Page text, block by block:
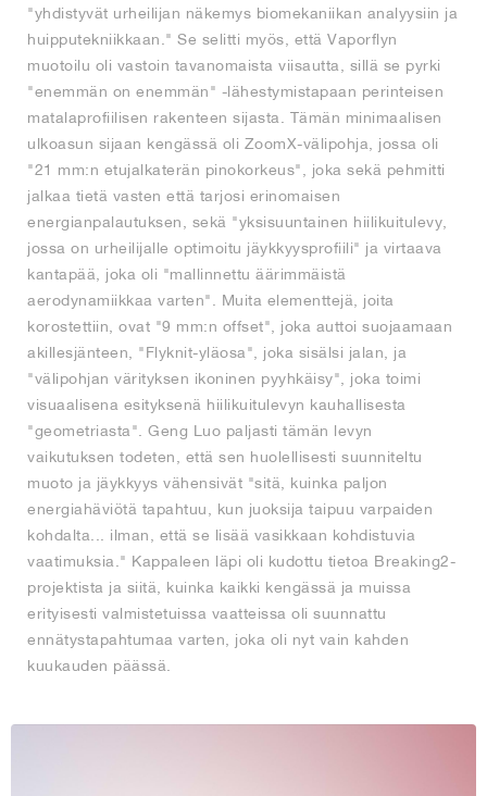
"yhdistyvät urheilijan näkemys biomekaniikan analyysiin ja
huipputekniikkaan." Se selitti myös, että Vaporflyn
muotoilu oli vastoin tavanomaista viisautta, sillä se pyrki
"enemmän on enemmän" -lähestymistapaan perinteisen
matalaprofiilisen rakenteen sijasta. Tämän minimaalisen
ulkoasun sijaan kengässä oli ZoomX-välipohja, jossa oli
"21 mm:n etujalkaterän pinokorkeus", joka sekä pehmitti
jalkaa tietä vasten että tarjosi erinomaisen
energianpalautuksen, sekä "yksisuuntainen hiilikuitulevy,
jossa on urheilijalle optimoitu jäykkyysprofiili" ja virtaava
kantapää, joka oli "mallinnettu äärimmäistä
aerodynamiikkaa varten". Muita elementtejä, joita
korostettiin, ovat "9 mm:n offset", joka auttoi suojaamaan
akillesjänteen, "Flyknit-yläosa", joka sisälsi jalan, ja
"välipohjan värityksen ikoninen pyyhkäisy", joka toimi
visuaalisena esityksenä hiilikuitulevyn kauhallisesta
"geometriasta". Geng Luo paljasti tämän levyn
vaikutuksen todeten, että sen huolellisesti suunniteltu
muoto ja jäykkyys vähensivät "sitä, kuinka paljon
energiahäviötä tapahtuu, kun juoksija taipuu varpaiden
kohdalta... ilman, että se lisää vasikkaan kohdistuvia
vaatimuksia." Kappaleen läpi oli kudottu tietoa Breaking2-
projektista ja siitä, kuinka kaikki kengässä ja muissa
erityisesti valmistetuissa vaatteissa oli suunnattu
ennätystapahtumaa varten, joka oli nyt vain kahden
kuukauden päässä.